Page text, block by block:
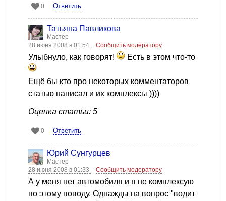
0 Ответить
Татьяна Павликова
Мастер
28 июня 2008 в 01:54
Сообщить модератору
Улыбнуло, как говорят! Есть в этом что-то
Ещё бы кто про некоторых комментаторов
статью написал и их комплексы ))))
Оценка статьи: 5
0 Ответить
Юрий Сунгурцев
Мастер
28 июня 2008 в 01:33
Сообщить модератору
А у меня нет автомобиля и я не комплексую
по этому поводу. Однажды на вопрос "водит